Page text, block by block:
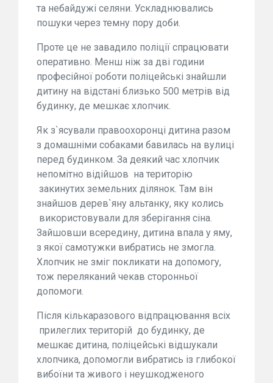
та небайдужі селяни. Ускладнювались
пошуки через темну пору доби.
Проте це не завадило поліції спрацювати
оперативно. Менш ніж за дві години
професійної роботи поліцейські знайшли
дитину на відстані близько 500 метрів від
будинку, де мешкає хлопчик.
Як з`ясували правоохоронці дитина разом
з домашніми собаками бавилась на вулиці
перед будинком. За деякий час хлопчик
непомітно відійшов на територію
закинутих земельних ділянок. Там він
знайшов дерев`яну альтанку, яку колись
використовували для зберігання сіна.
Зайшовши всередину, дитина впала у яму,
з якої самотужки вибратись не змогла.
Хлопчик не зміг покликати на допомогу,
тож переляканий чекав сторонньої
допомоги.
Після кількаразового відпрацювання всіх
прилеглих територій до будинку, де
мешкає дитина, поліцейські відшукали
хлопчика, допомогли вибратись із глибокої
вибоїни та живого і неушкодженого